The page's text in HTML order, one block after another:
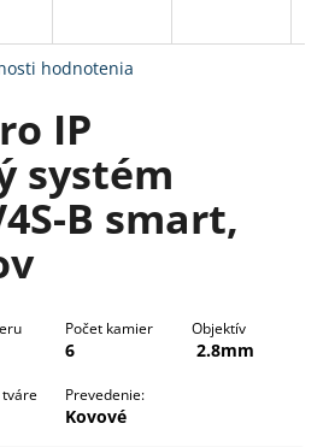
hodnotenia
IP
systém
B smart,
Počet kamier
6
Objektív
2.8mm
Prevedenie:
Kovové